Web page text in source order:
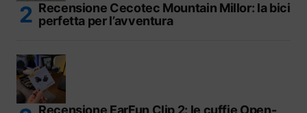
Recensione Cecotec Mountain Millor: la bici
perfetta per l’avventura